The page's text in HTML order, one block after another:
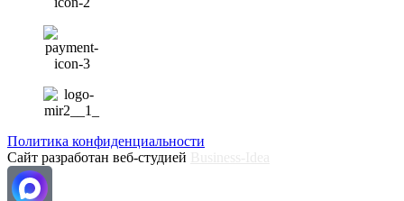
Политика конфиденциальности
Сайт разработан веб-студией